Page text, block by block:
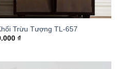
Trừu Tượng TL-657
₫